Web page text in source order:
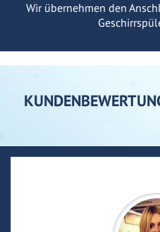
Wir übernehmen den